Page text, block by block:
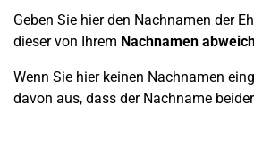
Geben Sie hier den Nachnamen der
dieser von Ihrem Nachnamen
Wenn Sie hier keinen Nachnamen
davon aus, dass der Nachname